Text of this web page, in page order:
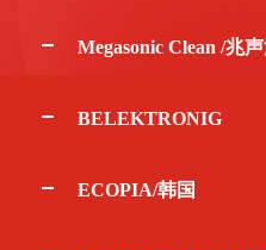
Megasonic Clean /兆
BELEKTRONIG
ECOPIA/韩国